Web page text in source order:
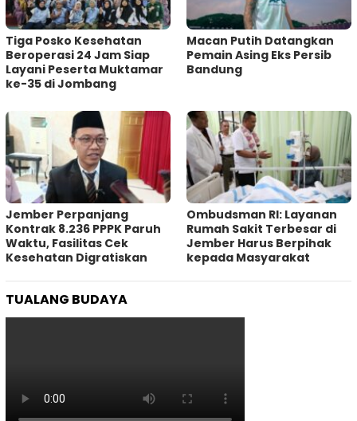
Tiga Posko Kesehatan
Beroperasi 24 Jam Siap
Layani Peserta Muktamar
ke-35 di Jombang
Macan Putih Datangkan
Pemain Asing Eks Persib
Bandung
Jember Perpanjang
Kontrak 8.236 PPPK Paruh
Waktu, Fasilitas Cek
Kesehatan Digratiskan
Ombudsman RI: Layanan
Rumah Sakit Terbesar di
Jember Harus Berpihak
kepada Masyarakat
TUALANG BUDAYA